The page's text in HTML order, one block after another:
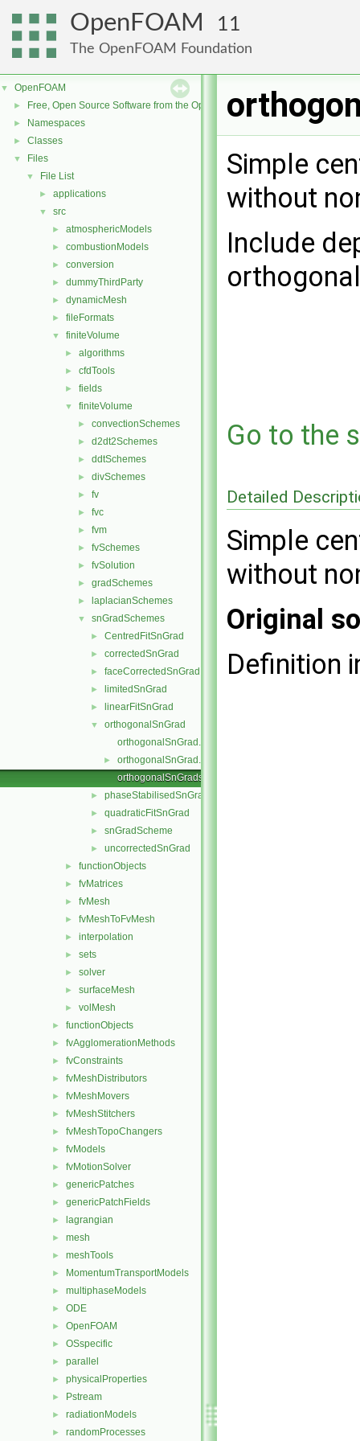
OpenFOAM 11
The OpenFOAM Foundation
▼ OpenFOAM
► Free, Open Source Software from the OpenFOAM Foundation
► Namespaces
► Classes
▼ Files
▼ File List
► applications
▼ src
► atmosphericModels
► combustionModels
► conversion
► dummyThirdParty
► dynamicMesh
► fileFormats
▼ finiteVolume
► algorithms
► cfdTools
► fields
▼ finiteVolume
► convectionSchemes
► d2dt2Schemes
► ddtSchemes
► divSchemes
► fv
► fvc
► fvm
► fvSchemes
► fvSolution
► gradSchemes
► laplacianSchemes
▼ snGradSchemes
► CentredFitSnGrad
► correctedSnGrad
► faceCorrectedSnGrad
► limitedSnGrad
► linearFitSnGrad
▼
orthogonalSnGrad
orthogonalSnGrad.C
►
orthogonalSnGrad.H
orthogonalSnGrads.C
► phaseStabilisedSnGrad
► quadraticFitSnGrad
► snGradScheme
► uncorrectedSnGrad
► functionObjects
► fvMatrices
► fvMesh
► fvMeshToFvMesh
► interpolation
► sets
► solver
► surfaceMesh
► volMesh
► functionObjects
► fvAgglomerationMethods
► fvConstraints
► fvMeshDistributors
► fvMeshMovers
► fvMeshStitchers
► fvMeshTopoChangers
► fvModels
► fvMotionSolver
► genericPatches
► genericPatchFields
► lagrangian
► mesh
► meshTools
► MomentumTransportModels
► multiphaseModels
► ODE
► OpenFOAM
► OSspecific
► parallel
► physicalProperties
► Pstream
► radiationModels
► randomProcesses
Simple
without
Include
Go to the
Detailed
Simple
without
Original
Definition